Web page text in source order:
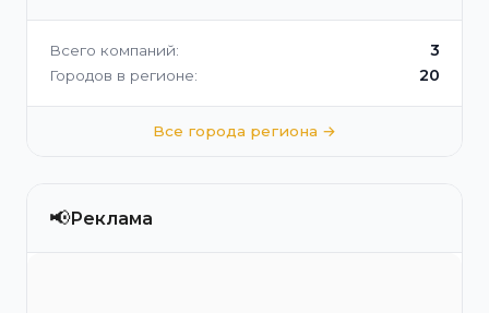
Всего компаний: 3
Городов в регионе: 20
Все города региона →
📢Реклама